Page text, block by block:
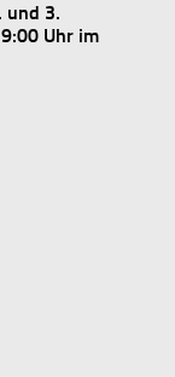
und 3.
Uhr im